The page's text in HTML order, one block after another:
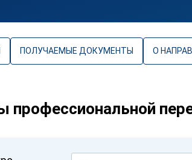
ПОЛУЧАЕМЫЕ ДОКУМЕНТЫ О